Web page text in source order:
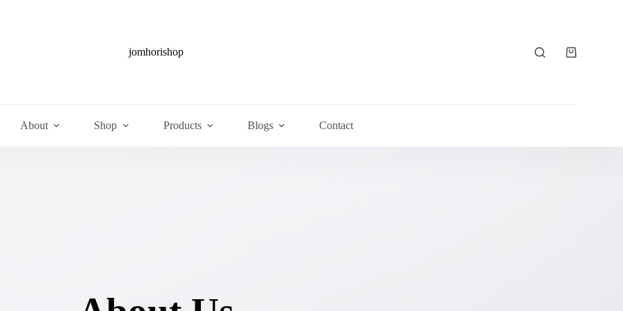
jomhorishop
Shopping
About Shop Products Blogs Contact